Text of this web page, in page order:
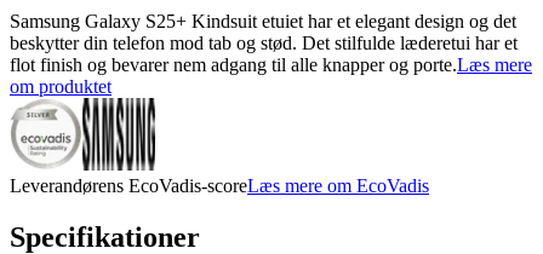
Samsung Galaxy S25+ Kindsuit etuiet har et elegant design og det
beskytter din telefon mod tab og stød. Det stilfulde læderetui har et
flot finish og bevarer nem adgang til alle knapper og porte.Læs mere
om produktet
Leverandørens EcoVadis-scoreLæs mere om EcoVadis
Specifikationer